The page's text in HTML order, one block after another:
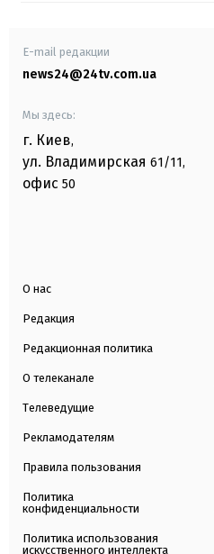
E-mail редакции
news24@24tv.com.ua
Мы здесь:
г. Киев,
ул. Владимирская 61/11,
офис 50
О нас
Редакция
Редакционная политика
О телеканале
Телеведущие
Рекламодателям
Правила пользования
Политика
конфиденциальности
Политика использования
искусственного интеллекта